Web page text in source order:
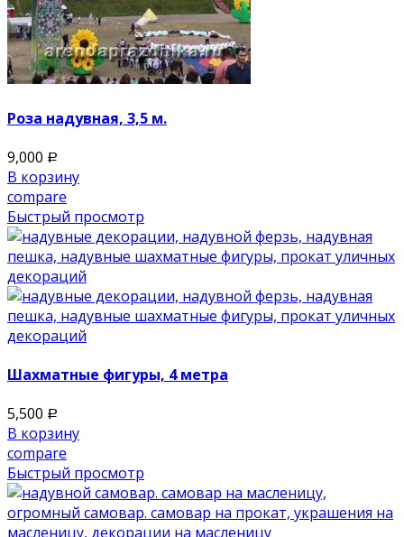
Роза надувная, 3,5 м.
9,000 Р
В корзину
compare
Быстрый просмотр
Шахматные фигуры, 4 метра
5,500 Р
В корзину
compare
Быстрый просмотр